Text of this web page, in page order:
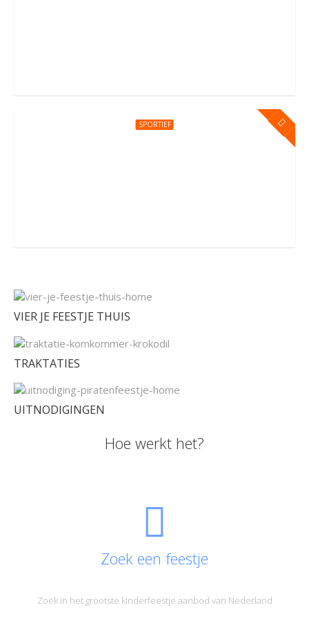
SPORTIEF
VIER JE FEESTJE THUIS
TRAKTATIES
UITNODIGINGEN
Hoe werkt het?
Zoek een feestje
Zoek in het grootste kinderfeestje aanbod van Nederland